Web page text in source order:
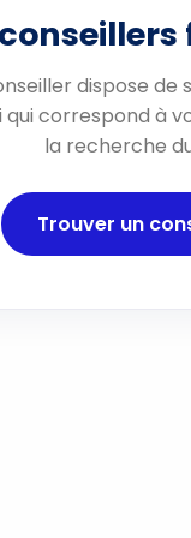
dispose de
qui correspond à
la recherche
Trouver un